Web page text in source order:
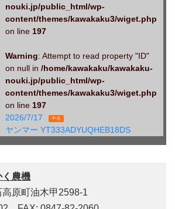
nouki.jp/public_html/wp-
content/themes/kawakaku3/wiget.php
on line 197
Warning: Attempt to read property "ID"
on null in /home/kawakaku/kawakaku-
nouki.jp/public_html/wp-
content/themes/kawakaku3/wiget.php
on line 197
2026/7/17
中古
ヤンマー YT333ADYUQHEB18DS
農機
原町油木甲2598-1